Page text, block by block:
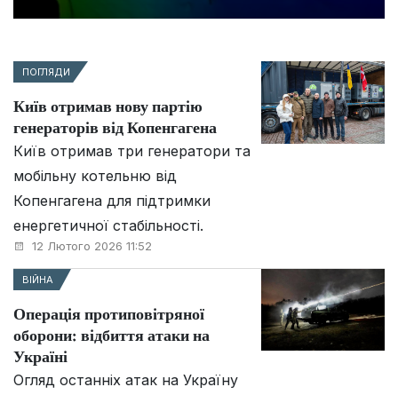
ПОГЛЯДИ
Київ отримав нову партію
генераторів від Копенгагена
Київ отримав три генератори та
мобільну котельню від
Копенгагена для підтримки
енергетичної стабільності.
12 Лютого 2026 11:52
ВІЙНА
Операція протиповітряної
оборони: відбиття атаки на
Україні
Огляд останніх атак на Україну